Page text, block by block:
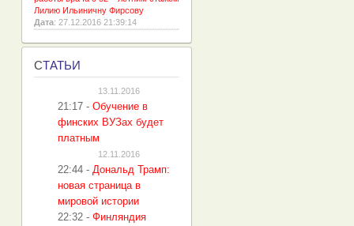
Лилию Ильиничну Фирсову
Дата: 27.12.2016 21:39:14
СТАТЬИ
13.11.2016
21:17 - Обучение в
финских ВУЗах будет
платным
12.11.2016
22:44 - Дональд Трамп:
новая страница в
мировой истории
22:32 - Финляндия